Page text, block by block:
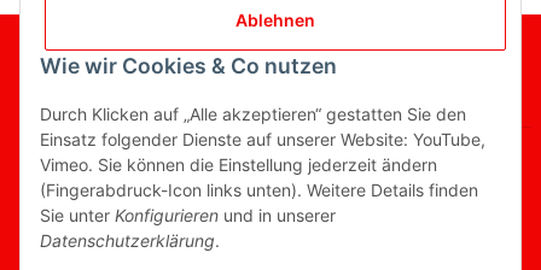
Gesetzliche Informationen
Informationen
Vertrag widerrufen
Ablehnen
Wie wir Cookies & Co nutzen
Durch Klicken auf „Alle akzeptieren“ gestatten Sie den
Einsatz folgender Dienste auf unserer Website: YouTube,
Vimeo. Sie können die Einstellung jederzeit ändern
(Fingerabdruck-Icon links unten). Weitere Details finden
Sie unter Konfigurieren und in unserer
Datenschutzerklärung.